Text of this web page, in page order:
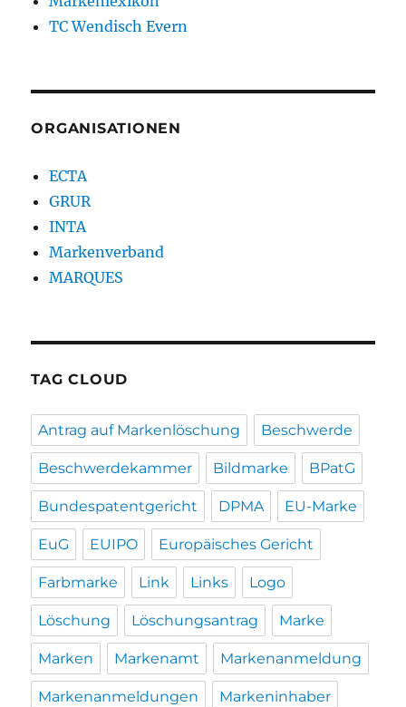
TC Wendisch Evern
ORGANISATIONEN
ECTA
GRUR
INTA
Markenverband
MARQUES
TAG CLOUD
Antrag auf Markenlöschung Beschwerde
Beschwerdekammer Bildmarke BPatG
Bundespatentgericht DPMA EU-Marke
EuG EUIPO Europäisches Gericht
Farbmarke Link Links Logo
Löschung Löschungsantrag Marke
Marken Markenamt Markenanmeldung
Markenanmeldungen Markeninhaber